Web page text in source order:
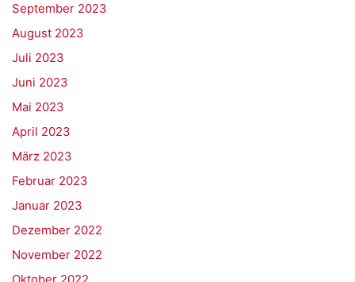
September 2023
August 2023
Juli 2023
Juni 2023
Mai 2023
April 2023
März 2023
Februar 2023
Januar 2023
Dezember 2022
November 2022